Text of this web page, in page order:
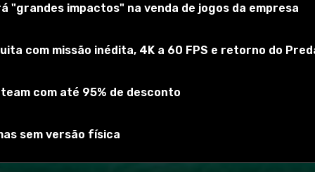
personalizáveis:
obter um copo.
mel (você pode desligar o copo em vez de um copo).
"grandes impactos" na venda de jogos da empresa
com missão inédita, 4K a 60 FPS e retorno do
com até 95% de desconto
sem versão física